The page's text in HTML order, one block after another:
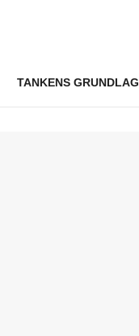
TANKENS GRUNDLAG